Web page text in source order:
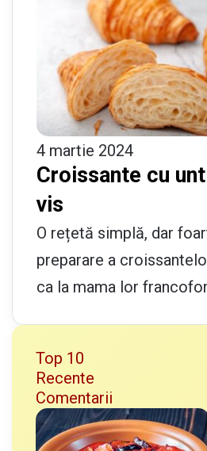
4 martie 2024
Croissante cu
vis
O rețetă simplă, dar
preparare a
ca la mama lor
Top 10
Recente
Comentarii